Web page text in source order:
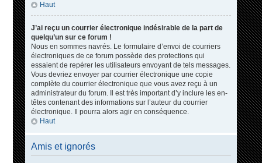
Haut
J’ai reçu un courrier électronique indésirable de la part de
quelqu’un sur ce forum !
Nous en sommes navrés. Le formulaire d’envoi de courriers
électroniques de ce forum possède des protections qui
essaient de repérer les utilisateurs envoyant de tels messages.
Vous devriez envoyer par courrier électronique une copie
complète du courrier électronique que vous avez reçu à un
administrateur du forum. Il est très important d’y inclure les en-
têtes contenant des informations sur l’auteur du courrier
électronique. Il pourra alors agir en conséquence.
Haut
Amis et ignorés